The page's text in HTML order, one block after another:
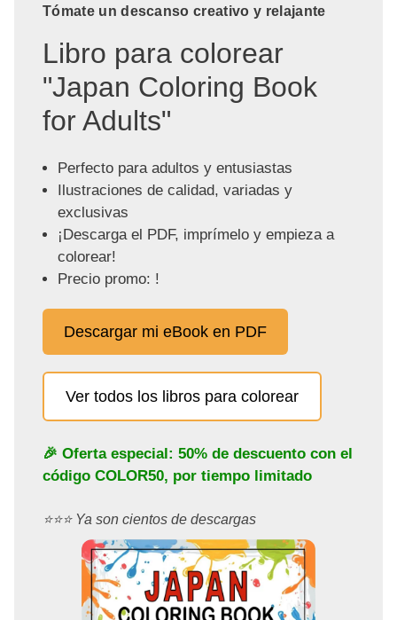
Tómate un descanso creativo y relajante
Libro para colorear
"Japan Coloring Book
for Adults"
Perfecto para adultos y entusiastas
Ilustraciones de calidad, variadas y
exclusivas
¡Descarga el PDF, imprímelo y empieza a
colorear!
Precio promo: !
Descargar mi eBook en PDF
Ver todos los libros para colorear
🎉 Oferta especial: 50% de descuento con el
código COLOR50, por tiempo limitado
⭐️⭐️⭐️ Ya son cientos de descargas